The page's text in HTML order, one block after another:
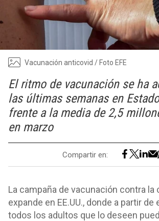
Vacunación anticovid / Foto EFE
El ritmo de vacunación se ha
las últimas semanas en
frente a la media de 2,5
en marzo
Compartir en:
La campaña de vacunación contra la
expande en EE.UU., donde a partir de
todos los adultos que lo deseen